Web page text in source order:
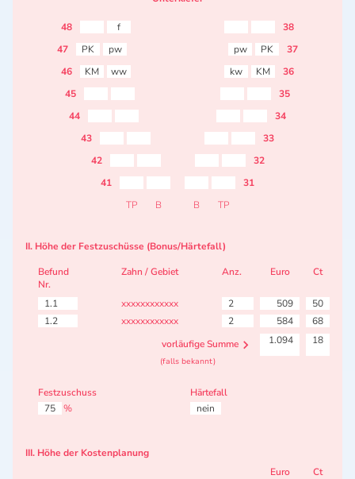
48 f
38
47
PK pw pw PK
37
46
KM ww kw KM
36
45
35
44
34
43
33
42
32
41
31
TP
B B TP
II. Höhe der Festzuschüsse (Bonus/Härtefall)
Befund
Nr.
Zahn / Gebiet Anz. Euro Ct
1.1 xxxxxxxxxxxx 2 509
50
1.2
xxxxxxxxxxxx 2 584
68
vorläufige Summe
1.094 18
(falls bekannt)
Festzuschuss
75
%
Härtefall
nein
III. Höhe der Kostenplanung
Euro
Ct